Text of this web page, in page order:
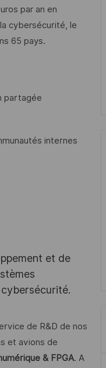
par an en
cybersécurité, le
65 pays.
partagée
internes
et de
de R&D de nos
et avions de
& FPGA. A